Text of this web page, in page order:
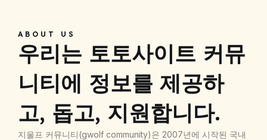
ABOUT US
우리는 토토사이트 커뮤
니티에 정보를 제공하
고, 돕고, 지원합니다.
지울프 커뮤니티(gwolf community)은 2007년에 시작된 국내